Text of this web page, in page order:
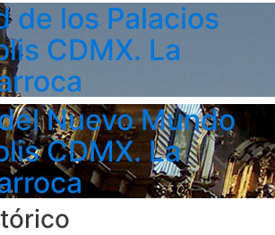
de los Palacios
CDMX. La
Nuevo Mundo
CDMX. La